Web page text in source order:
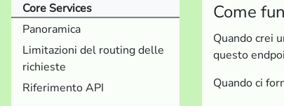
Core Services
Panoramica
Limitazioni del routing delle
richieste
Riferimento API
Come
Quando crei
questo
Quando ci